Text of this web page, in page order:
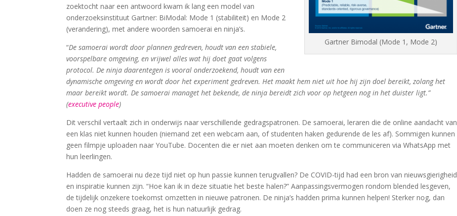
Gartner Bimodal (Mode 1, Mode 2)
zoektocht naar een antwoord kwam ik lang een model van
onderzoeksinstituut Gartner: BiModal: Mode 1 (stabiliteit) en Mode 2
(verandering), met andere woorden samoerai en ninja’s.
“De samoerai wordt door plannen gedreven, houdt van een stabiele,
voorspelbare omgeving, en vrijwel alles wat hij doet gaat volgens
protocol. De ninja daarentegen is vooral onderzoekend, houdt van een
dynamische omgeving en wordt door het experiment gedreven. Het maakt hem niet uit hoe hij zijn doel bereikt, zolang het
maar bereikt wordt. De samoerai managet het bekende, de ninja bereidt zich voor op hetgeen nog in het duister ligt.”
(executive people)
Dit verschil vertaalt zich in onderwijs naar verschillende gedragspatronen. De samoerai, leraren die de online aandacht van
een klas niet kunnen houden (niemand zet een webcam aan, of studenten haken gedurende de les af). Sommigen kunnen
geen filmpje uploaden naar YouTube. Docenten die er niet aan moeten denken om te communiceren via WhatsApp met
hun leerlingen.
Hadden de samoerai nu deze tijd niet op hun passie kunnen terugvallen? De COVID-tijd had een bron van nieuwsgierigheid
en inspiratie kunnen zijn. “Hoe kan ik in deze situatie het beste halen?” Aanpassingsvermogen rondom blended lesgeven,
de tijdelijk onzekere toekomst omzetten in nieuwe patronen. De ninja’s hadden prima kunnen helpen! Sterker nog, dan
doen ze nog steeds graag, het is hun natuurlijk gedrag.